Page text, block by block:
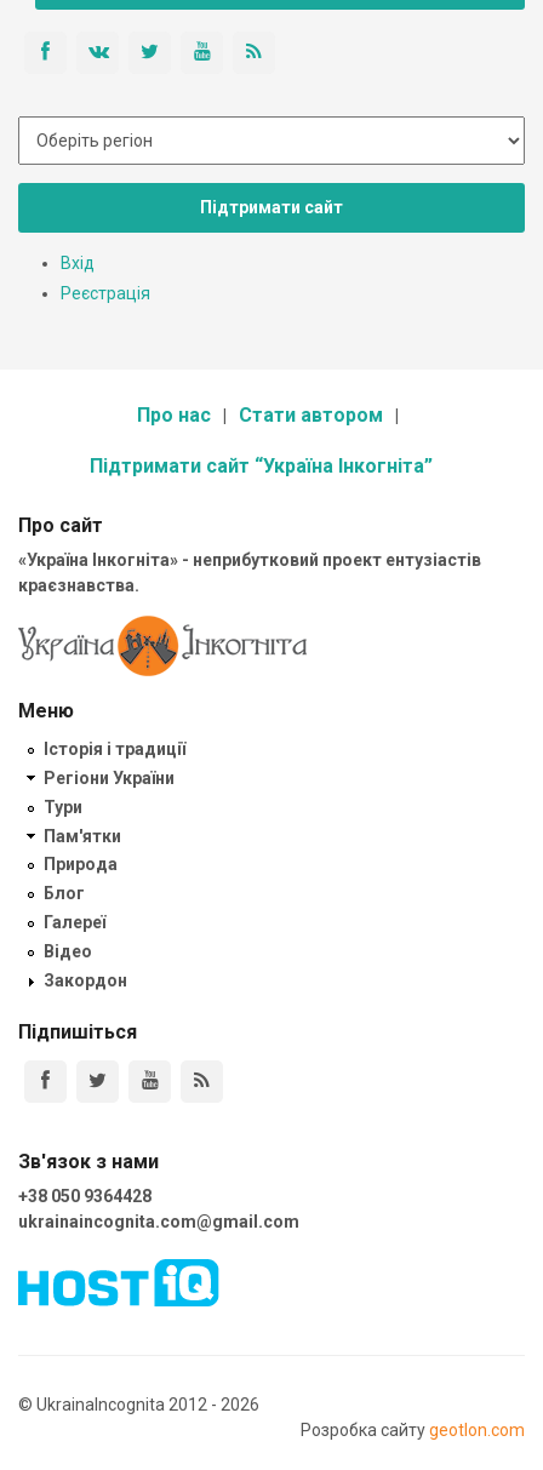
Підтримати сайт
Вхід
Реєстрація
Про нас Стати автором
Підтримати сайт “Україна Інкогніта”
Про сайт
«Україна Інкогніта» - неприбутковий проект ентузіастів
краєзнавства.
Меню
Історія і традиції
Регіони України
Тури
Пам'ятки
Природа
Блог
Галереї
Відео
Закордон
Підпишіться
Зв'язок з нами
+38 050 9364428
ukrainaincognita.com@gmail.com
© UkrainaIncognita 2012 - 2026
Розробка сайтуgeotlon.com